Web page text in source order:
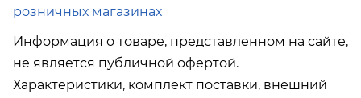
розничных магазинах
Информация о товаре, представленном на сайте,
не является публичной офертой.
Характеристики, комплект поставки, внешний